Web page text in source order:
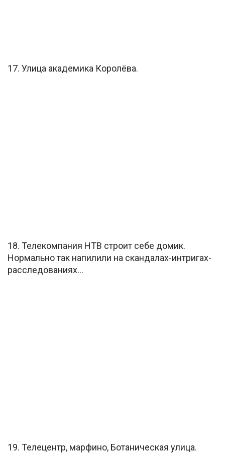
17. Улица академика Королёва.
18. Телекомпания НТВ строит себе домик.
Нормально так напилили на скандалах-интригах-
расследованиях…
19. Телецентр, марфино, Ботаническая улица.